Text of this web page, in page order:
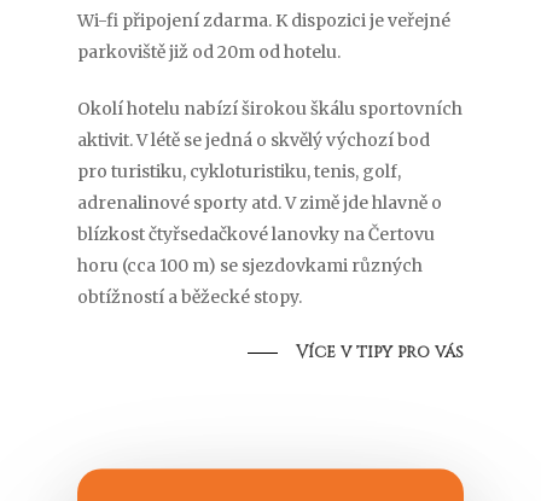
Wi-fi připojení zdarma. K dispozici je veřejné
parkoviště již od 20m od hotelu.
Okolí hotelu nabízí širokou škálu sportovních
aktivit. V létě se jedná o skvělý výchozí bod
pro turistiku, cykloturistiku, tenis, golf,
adrenalinové sporty atd. V zimě jde hlavně o
blízkost čtyřsedačkové lanovky na Čertovu
horu (cca 100 m) se sjezdovkami různých
obtížností a běžecké stopy.
Více v tipy pro vás